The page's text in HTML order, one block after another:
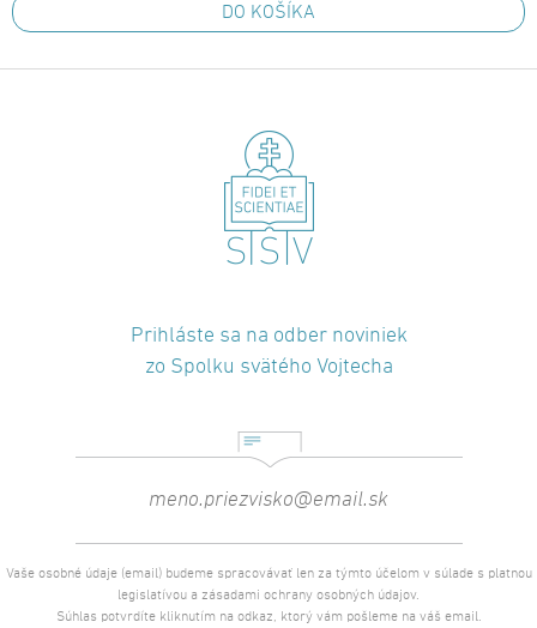
DO KOŠÍKA
Prihláste sa na odber noviniek
zo Spolku svätého Vojtecha
Vaše osobné údaje (email) budeme spracovávať len za týmto účelom v súlade s platnou
legislatívou a zásadami ochrany osobných údajov.
Súhlas potvrdíte kliknutím na odkaz, ktorý vám pošleme na váš email.